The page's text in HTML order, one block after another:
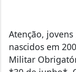
Atenção,
nascidos em
Militar